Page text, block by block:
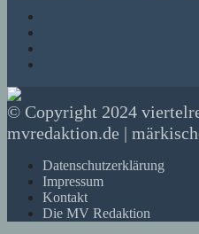
© Copyright 2024
mvredaktion.de |
Datenschutzerklärung
Impressum
Kontakt
Die MV Redaktion